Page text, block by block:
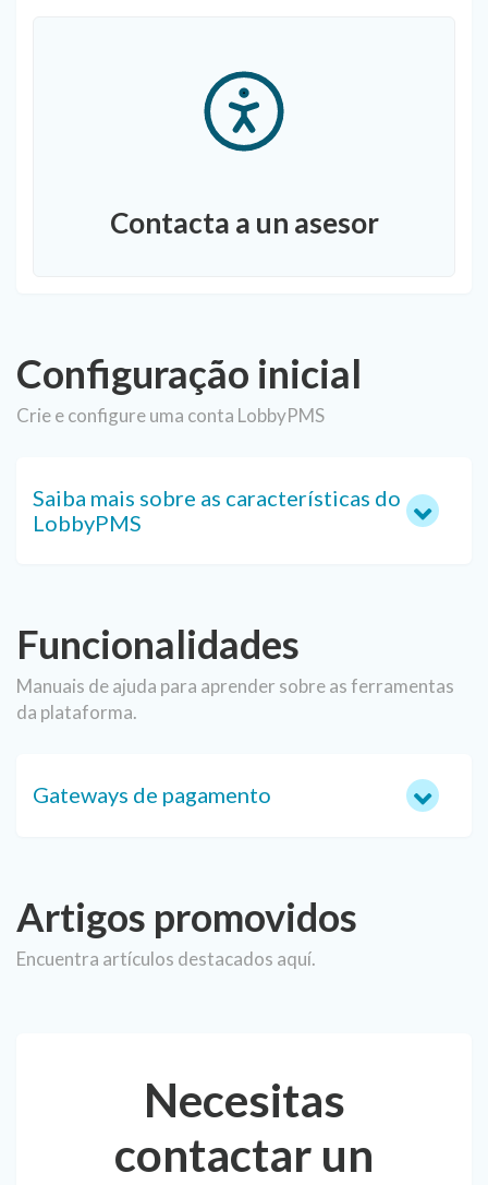
Contacta a un asesor
Configuração inicial
Crie e configure uma conta LobbyPMS
Saiba mais sobre as características do
LobbyPMS
Funcionalidades
Manuais de ajuda para aprender sobre as ferramentas
da plataforma.
Gateways de pagamento
Artigos promovidos
Encuentra artículos destacados aquí.
Necesitas
contactar un